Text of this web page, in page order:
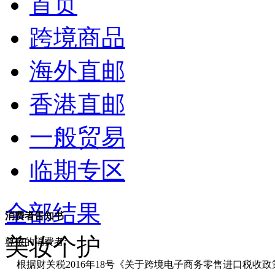
跨境商品
海外直邮
香港直邮
一般贸易
临期专区
消费者告知书
尊敬的消费者:
根据财关税2016年18号《关于跨境电子商务零售进口税收
全部结果
美妆个护